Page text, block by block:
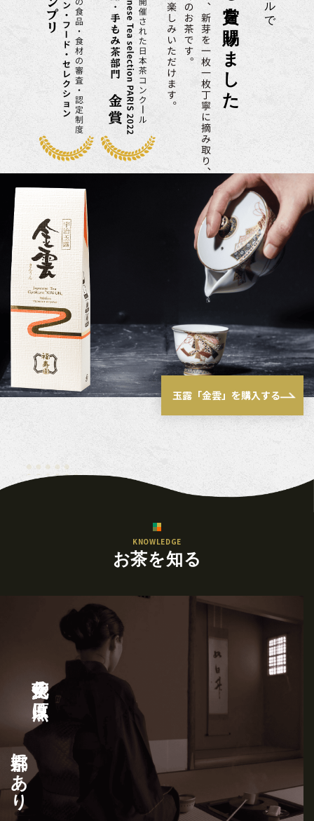
玉露「金雲」を購入する
KNOWLEDGE
お茶を知る
京都にあり
茶文化の原点は